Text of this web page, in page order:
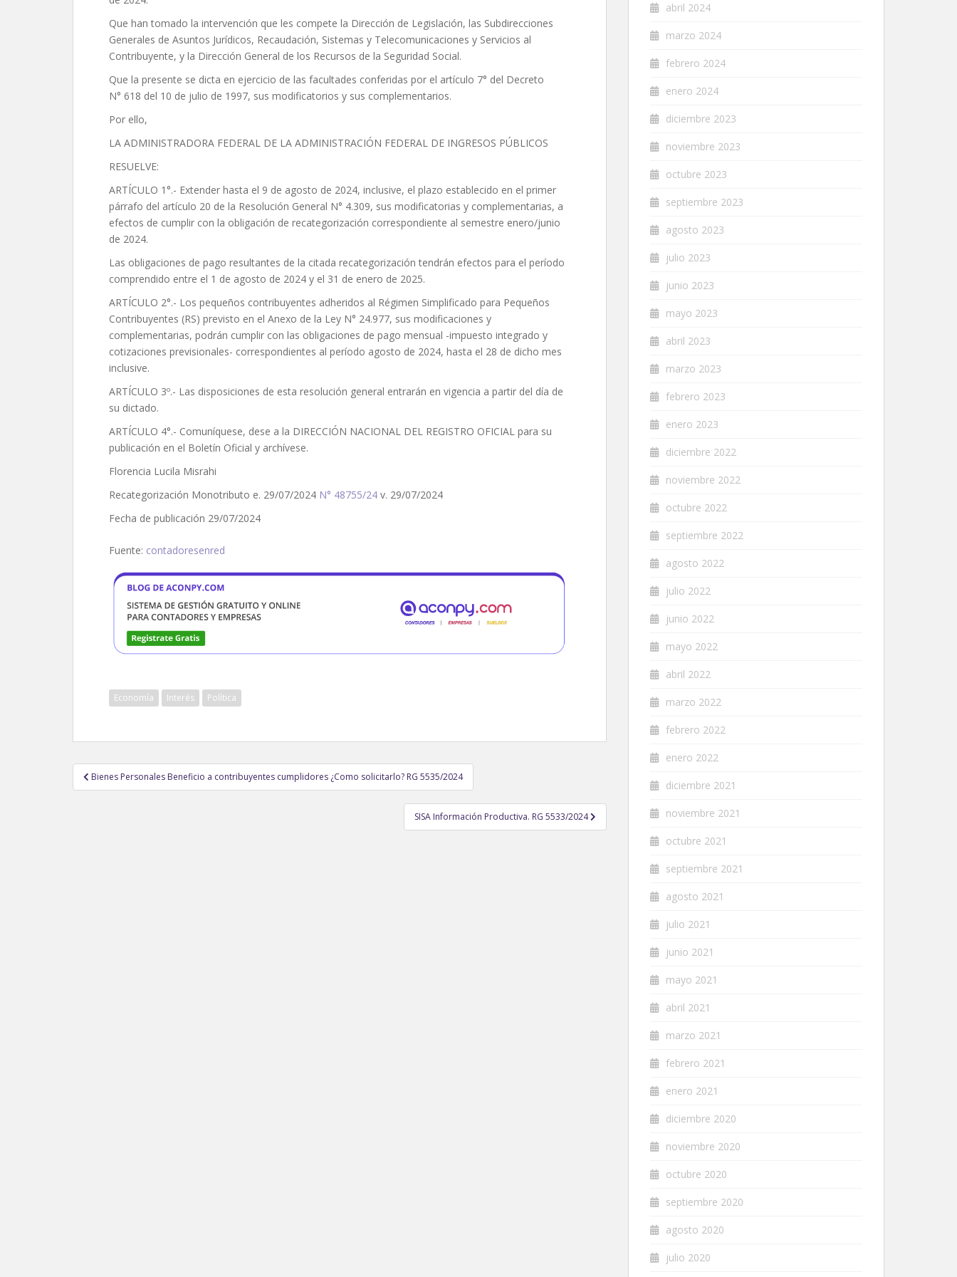
Que han tomado la intervención que les compete la Dirección de Legislación, las Subdirecciones
Generales de Asuntos Jurídicos, Recaudación, Sistemas y Telecomunicaciones y Servicios al
Contribuyente, y la Dirección General de los Recursos de la Seguridad Social.
Que la presente se dicta en ejercicio de las facultades conferidas por el artículo 7° del Decreto
N° 618 del 10 de julio de 1997, sus modificatorios y sus complementarios.
Por ello,
LA ADMINISTRADORA FEDERAL DE LA ADMINISTRACIÓN FEDERAL DE INGRESOS PÚBLICOS
RESUELVE:
ARTÍCULO 1°.- Extender hasta el 9 de agosto de 2024, inclusive, el plazo establecido en el primer
párrafo del artículo 20 de la Resolución General N° 4.309, sus modificatorias y complementarias, a
efectos de cumplir con la obligación de recategorización correspondiente al semestre enero/junio
de 2024.
Las obligaciones de pago resultantes de la citada recategorización tendrán efectos para el período
comprendido entre el 1 de agosto de 2024 y el 31 de enero de 2025.
ARTÍCULO 2°.- Los pequeños contribuyentes adheridos al Régimen Simplificado para Pequeños
Contribuyentes (RS) previsto en el Anexo de la Ley N° 24.977, sus modificaciones y
complementarias, podrán cumplir con las obligaciones de pago mensual -impuesto integrado y
cotizaciones previsionales- correspondientes al período agosto de 2024, hasta el 28 de dicho mes
inclusive.
ARTÍCULO 3º.- Las disposiciones de esta resolución general entrarán en vigencia a partir del día de
su dictado.
ARTÍCULO 4°.- Comuníquese, dese a la DIRECCIÓN NACIONAL DEL REGISTRO OFICIAL para su
publicación en el Boletín Oficial y archívese.
Florencia Lucila Misrahi
Recategorización Monotributo e. 29/07/2024 N° 48755/24 v. 29/07/2024
Fecha de publicación 29/07/2024
Fuente: contadoresenred
Economía Interés Política
Navegación
de
Bienes Personales Beneficio a contribuyentes cumplidores ¿Como solicitarlo? RG 5535/2024
SISA Información Productiva. RG 5533/2024
abril 2024
marzo 2024
febrero 2024
enero 2024
diciembre 2023
noviembre 2023
octubre 2023
septiembre 2023
agosto 2023
julio 2023
junio 2023
mayo 2023
abril 2023
marzo 2023
febrero 2023
enero 2023
diciembre 2022
noviembre 2022
octubre 2022
septiembre 2022
agosto 2022
julio 2022
junio 2022
mayo 2022
abril 2022
marzo 2022
febrero 2022
enero 2022
diciembre 2021
noviembre 2021
octubre 2021
septiembre 2021
agosto 2021
julio 2021
junio 2021
mayo 2021
abril 2021
marzo 2021
febrero 2021
enero 2021
diciembre 2020
noviembre 2020
octubre 2020
septiembre 2020
agosto 2020
julio 2020